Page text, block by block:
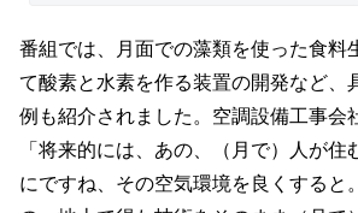
番組では、月面での藻類を使った食料
て酸素と水素を作る装置の開発など、
例も紹介されました。空調設備工事会
「将来的には、あの、（月で）人が住
にですね、その空気環境を良くすると